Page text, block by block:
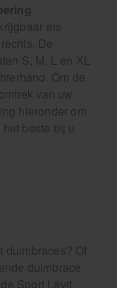
als
De
S, M, L en XL
Om de
van uw
hieronder om
beste bij u
duimbraces? Of
duimbrace
Sport Lavit